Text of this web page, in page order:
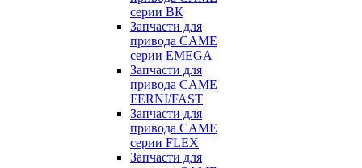
серии ВК
Запчасти для
привода CAME
серии EMEGA
Запчасти для
привода CAME
FERNI/FAST
Запчасти для
привода CAME
серии FLEX
Запчасти для